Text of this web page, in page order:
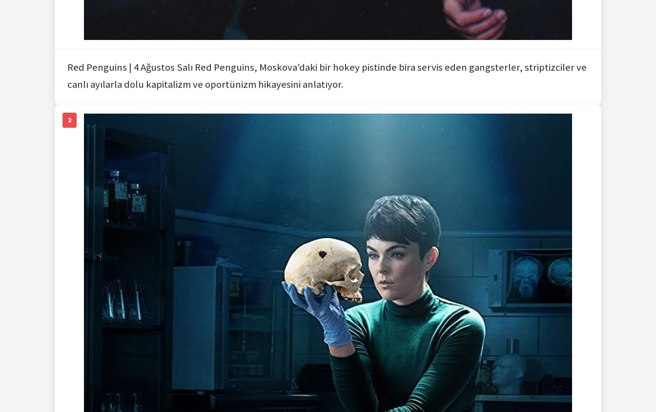
Red Penguins | 4 Ağustos Salı Red Penguins, Moskova'daki bir hokey pistinde bira servis eden gangsterler, striptizciler ve
canlı ayılarla dolu kapitalizm ve oportünizm hikayesini anlatıyor.
2